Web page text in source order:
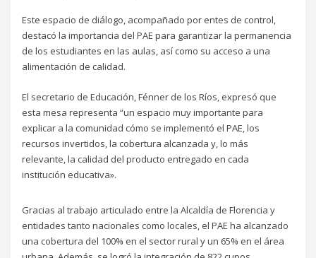
Este espacio de diálogo, acompañado por entes de control,
destacó la importancia del PAE para garantizar la permanencia
de los estudiantes en las aulas, así como su acceso a una
alimentación de calidad.
El secretario de Educación, Fénner de los Ríos, expresó que
esta mesa representa “un espacio muy importante para
explicar a la comunidad cómo se implementó el PAE, los
recursos invertidos, la cobertura alcanzada y, lo más
relevante, la calidad del producto entregado en cada
institución educativa».
Gracias al trabajo articulado entre la Alcaldía de Florencia y
entidades tanto nacionales como locales, el PAE ha alcanzado
una cobertura del 100% en el sector rural y un 65% en el área